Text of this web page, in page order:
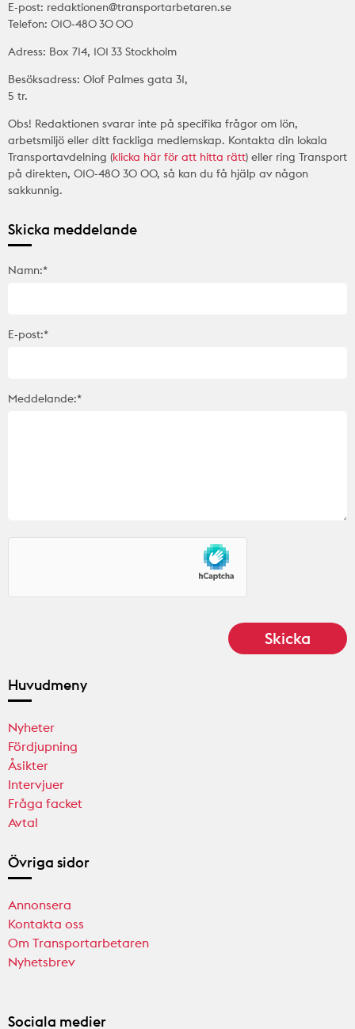
E-post: redaktionen@transportarbetaren.se
Telefon: 010-480 30 00
Adress: Box 714, 101 33 Stockholm
Besöksadress: Olof Palmes gata 31,
5 tr.
Obs! Redaktionen svarar inte på specifika frågor om lön,
arbetsmiljö eller ditt fackliga medlemskap. Kontakta din lokala
Transportavdelning (klicka här för att hitta rätt) eller ring Transport
på direkten, 010-480 30 00, så kan du få hjälp av någon
sakkunnig.
Skicka meddelande
Namn:*
E-post:*
Meddelande:*
Huvudmeny
Nyheter
Fördjupning
Åsikter
Intervjuer
Fråga facket
Avtal
Övriga sidor
Annonsera
Kontakta oss
Om Transportarbetaren
Nyhetsbrev
Sociala medier